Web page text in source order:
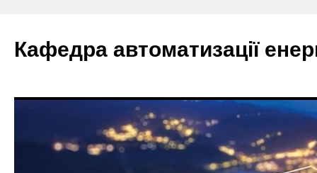
вмісту
Кафедра автоматизації